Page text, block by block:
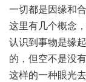
一切都是因缘和合
这里有几个概念
认识到事物是缘
的，但空不是没
这样的一种眼光